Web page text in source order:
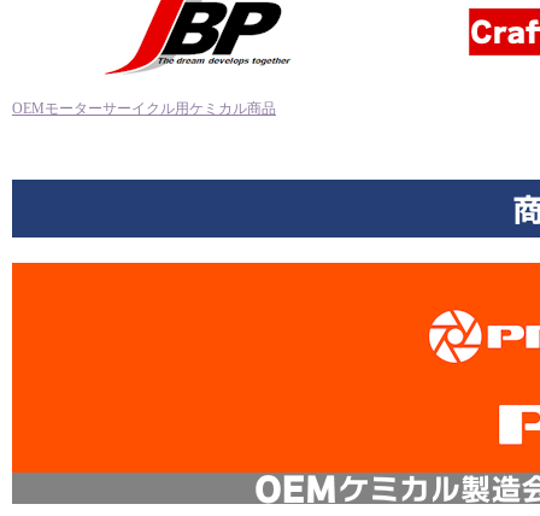
OEMモーターサーイクル用ケミカル商品